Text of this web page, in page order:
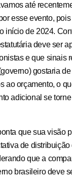
até
esse evento,
início de 2024.
deve ser
e que sinais
gostaria
ao orçamento, o
adicional se torne
quesua visão
de
que a
brasileiro deve